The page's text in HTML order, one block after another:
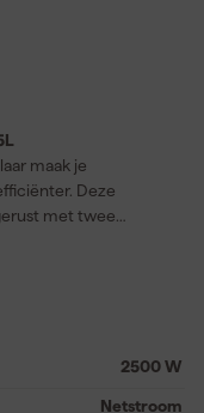
maak je
Deze
met twee
gebruik. De
2500 W
Netstroom